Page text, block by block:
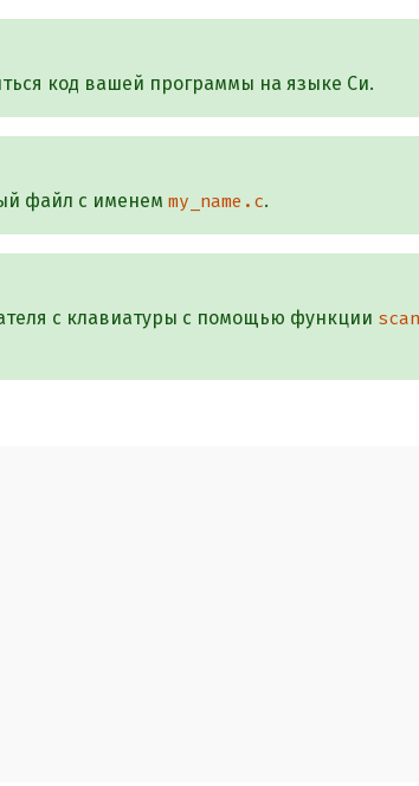
код вашей программы на языке Си.
файл с именем my_name.c.
с клавиатуры с помощью функции